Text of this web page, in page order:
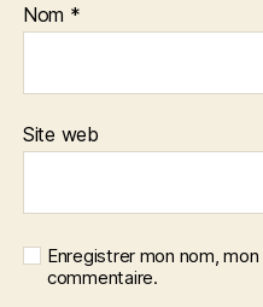
Nom *
Site web
Enregistrer mon nom,
commentaire.